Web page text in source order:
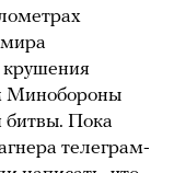
Минобороны
битвы. Пока
телеграм-